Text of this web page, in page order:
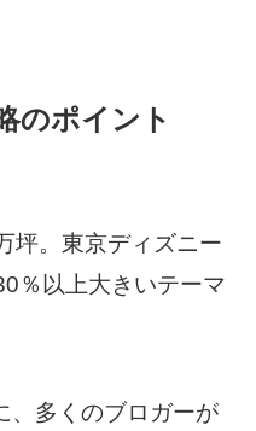
のポイント
坪。東京ディズニー
％以上大きいテーマ
、多くのブロガーが